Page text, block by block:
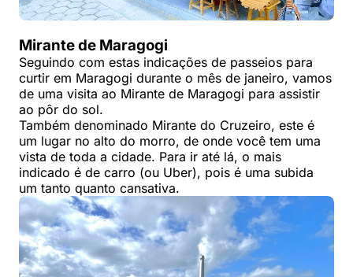
Mirante de Maragogi
Seguindo com estas indicações de passeios para
curtir em Maragogi durante o mês de janeiro, vamos
de uma visita ao Mirante de Maragogi para assistir
ao pôr do sol.
Também denominado Mirante do Cruzeiro, este é
um lugar no alto do morro, de onde você tem uma
vista de toda a cidade. Para ir até lá, o mais
indicado é de carro (ou Uber), pois é uma subida
um tanto quanto cansativa.